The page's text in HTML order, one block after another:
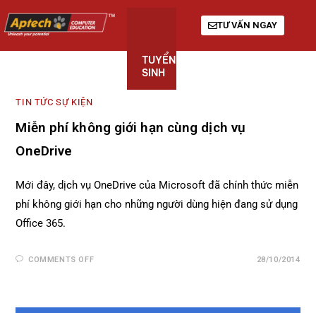
TUYỂN
SINH
TƯ VẤN NGAY
TIN TỨC SỰ KIỆN
Miễn phí không giới hạn cùng dịch vụ
OneDrive
Mới đây, dịch vụ OneDrive của Microsoft đã chính thức miễn
phí không giới hạn cho những người dùng hiện đang sử dụng
Office 365.
COMMENTS OFF 28/10/2014